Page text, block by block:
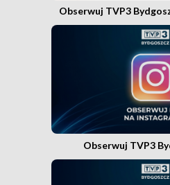
Obserwuj TVP3
Obserwuj TVP3